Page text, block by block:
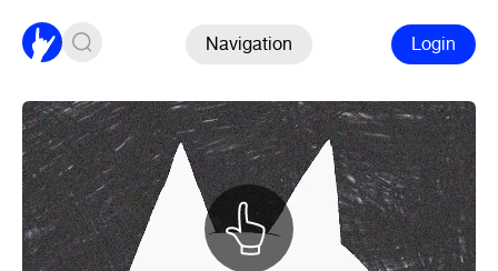
Navigation Login